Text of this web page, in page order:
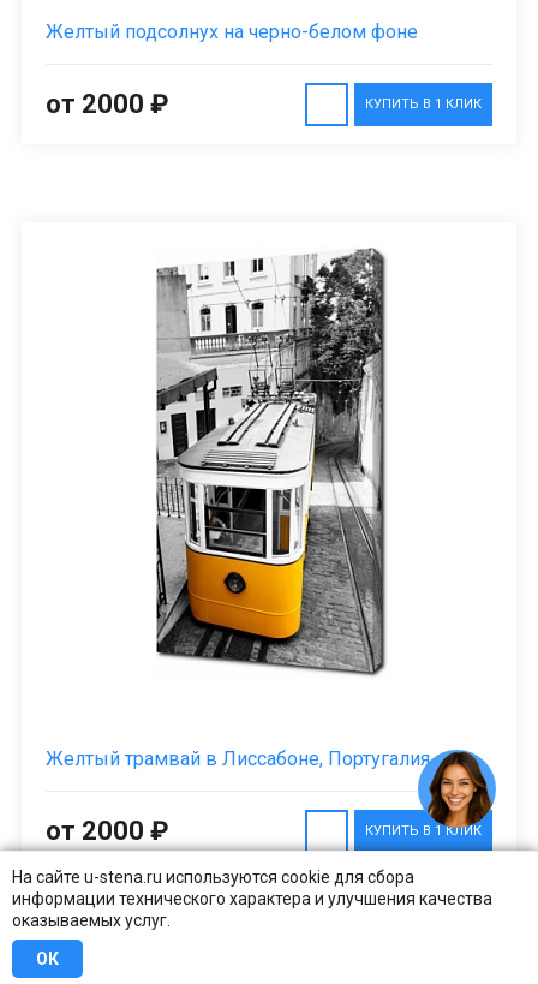
На сайте u-stena.ru используются cookie для сбора
информации технического характера и улучшения качества
оказываемых услуг.
ОК
Желтый подсолнух на черно-белом фоне
КУПИТЬ В 1 КЛИК
от 2000 ₽
Желтый трамвай в Лиссабоне, Португалия
КУПИТЬ В 1 КЛИК
от 2000 ₽
1 2